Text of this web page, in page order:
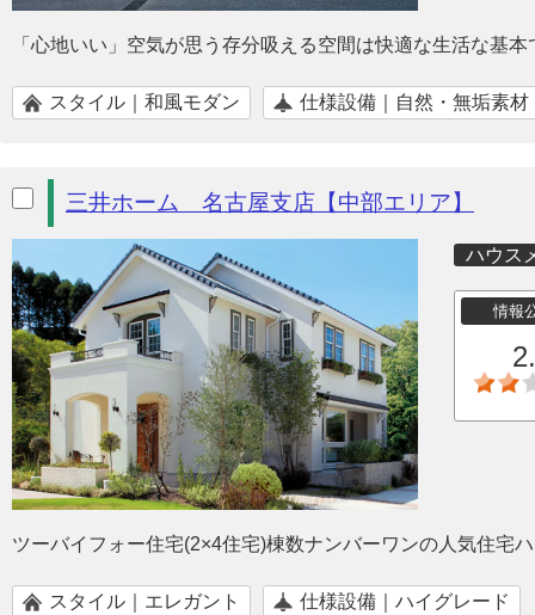
「心地いい」空気が思う存分吸える空間は快適な生活な基本
スタイル｜和風モダン 仕様設備｜自然・無垢素材
三井ホーム 名古屋支店【中部エリア】
ハウス
情報
ツーバイフォー住宅(2×4住宅)棟数ナンバーワンの人気住宅
スタイル｜エレガント 仕様設備｜ハイグレード